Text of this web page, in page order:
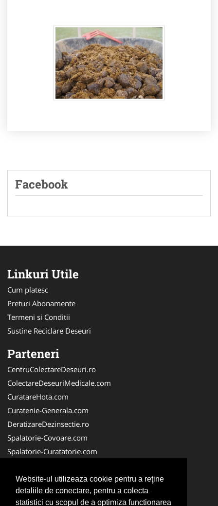
Website-ul utilizeaza cookie pentru a reţine
detaliile de conectare, pentru a colecta
statistici cu scopul de a optimiza functionarea
Facebook
Linkuri Utile
Cum platesc
Preturi Abonamente
Termeni si Conditii
Sustine Reciclare Deseuri
Parteneri
CentruColectareDeseuri.ro
ColectareDeseuriMedicale.com
CuratareHota.com
Curatenie-Generala.com
DeratizareDezinsectie.ro
Spalatorie-Covoare.com
Spalatorie-Curatatorie.com
FirmaDeratizare.ro
Service-Reparatii.com